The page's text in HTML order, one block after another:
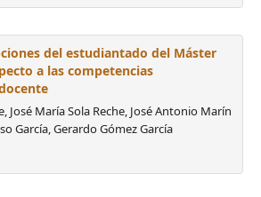
del estudiantado del Máster
a las competencias
José María Sola Reche, José Antonio Marín
García, Gerardo Gómez García